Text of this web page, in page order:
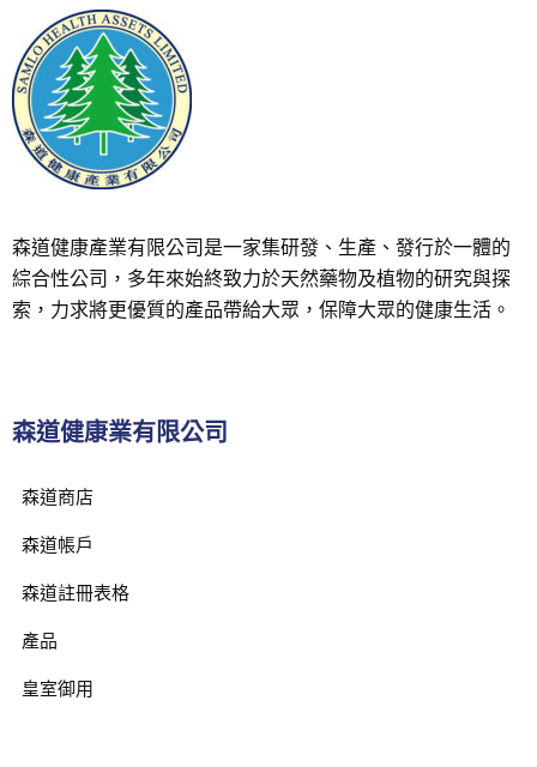
森道健康產業有限公司是一家集研發、生產、發行於一體的
綜合性公司，多年來始終致力於天然藥物及植物的研究與探
索，力求將更優質的產品帶給大眾，保障大眾的健康生活。
森道健康業有限公司
森道商店
森道帳戶
森道註冊表格
產品
皇室御用